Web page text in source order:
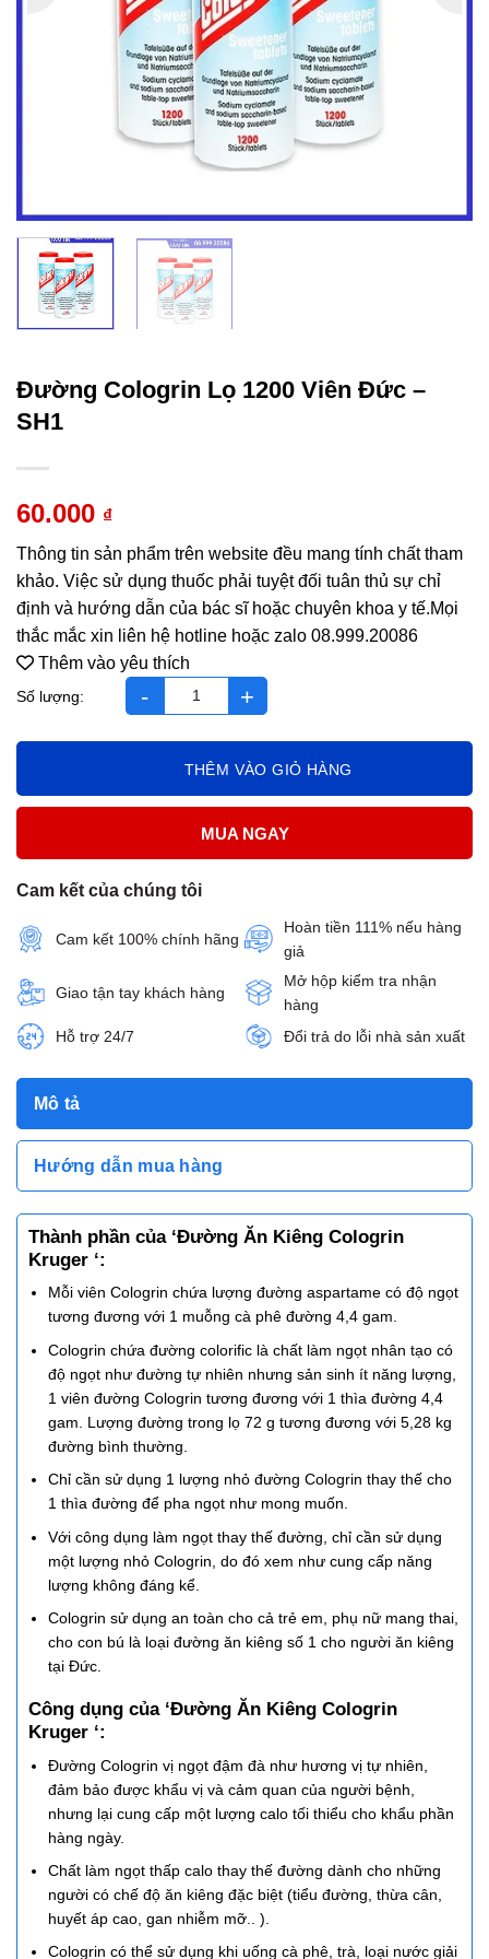
Đường Cologrin Lọ 1200 Viên Đức –
SH1
60.000 ₫
Đường Cologrin Lọ 1200 Viên Đức - SH1 số lượng
THÊM VÀO GIỎ HÀNG
MUA NGAY
Thông tin sản phẩm trên website đều mang tính chất tham
khảo. Việc sử dụng thuốc phải tuyệt đối tuân thủ sự chỉ
định và hướng dẫn của bác sĩ hoặc chuyên khoa y tế.Mọi
thắc mắc xin liên hệ hotline hoặc zalo 08.999.20086
Cam kết của chúng tôi
Cam kết 100% chính hãng
Hoàn tiền 111% nếu hàng
giả
Giao tận tay khách hàng
Mở hộp kiểm tra nhận
hàng
Hỗ trợ 24/7
Đổi trả do lỗi nhà sản xuất
Thêm vào yêu thích
Mô tả
Hướng dẫn mua hàng
Thành phần của ‘Đường Ăn Kiêng Cologrin
Kruger ‘:
Mỗi viên Cologrin chứa lượng đường aspartame có độ ngọt
tương đương với 1 muỗng cà phê đường 4,4 gam.
Cologrin chứa đường colorific là chất làm ngọt nhân tạo có
độ ngọt như đường tự nhiên nhưng sản sinh ít năng lượng,
1 viên đường Cologrin tương đương với 1 thìa đường 4,4
gam. Lượng đường trong lọ 72 g tương đương với 5,28 kg
đường bình thường.
Chỉ cần sử dụng 1 lượng nhỏ đường Cologrin thay thế cho
1 thìa đường để pha ngọt như mong muốn.
Với công dụng làm ngọt thay thế đường, chỉ cần sử dụng
một lượng nhỏ Cologrin, do đó xem như cung cấp năng
lượng không đáng kể.
Cologrin sử dụng an toàn cho cả trẻ em, phụ nữ mang thai,
cho con bú là loại đường ăn kiêng số 1 cho người ăn kiêng
tại Đức.
Công dụng của ‘Đường Ăn Kiêng Cologrin
Kruger ‘:
Đường Cologrin vị ngọt đậm đà như hương vị tự nhiên,
đảm bảo được khẩu vị và cảm quan của người bệnh,
nhưng lại cung cấp một lượng calo tối thiểu cho khẩu phần
hàng ngày.
Chất làm ngọt thấp calo thay thế đường dành cho những
người có chế độ ăn kiêng đặc biệt (tiểu đường, thừa cân,
huyết áp cao, gan nhiễm mỡ.. ).
Cologrin có thể sử dụng khi uống cà phê, trà, loại nước giải